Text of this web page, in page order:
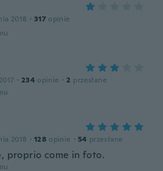
2018 · 317 opinie
· 234 opinie · 2 przesłane
2018 · 128 opinie · 54 przesłane
proprio come in foto.